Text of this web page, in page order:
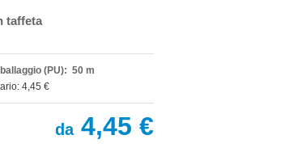
taffeta
(PU): 50 m
4,45 €
da4,45 €